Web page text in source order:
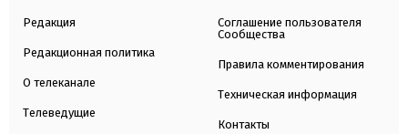
Редакция
Редакционная политика
О телеканале
Телеведущие
Соглашение пользователя
Сообщества
Правила комментирования
Техническая информация
Контакты